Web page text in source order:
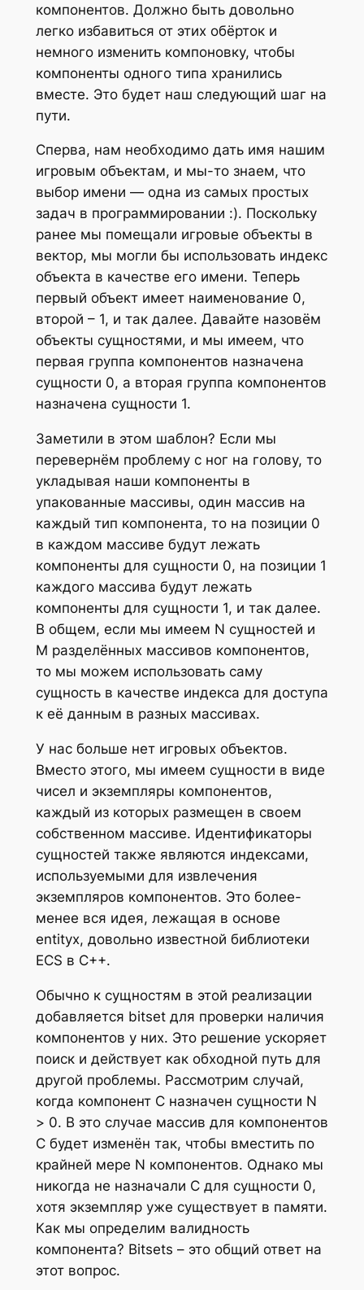
компонентов. Должно быть довольно
легко избавиться от этих обёрток и
немного изменить компоновку, чтобы
компоненты одного типа хранились
вместе. Это будет наш следующий шаг на
пути.
Сперва, нам необходимо дать имя нашим
игровым объектам, и мы-то знаем, что
выбор имени — одна из самых простых
задач в программировании :). Поскольку
ранее мы помещали игровые объекты в
вектор, мы могли бы использовать индекс
объекта в качестве его имени. Теперь
первый объект имеет наименование 0,
второй – 1, и так далее. Давайте назовём
объекты сущностями, и мы имеем, что
первая группа компонентов назначена
сущности 0, а вторая группа компонентов
назначена сущности 1.
Заметили в этом шаблон? Если мы
перевернём проблему с ног на голову, то
укладывая наши компоненты в
упакованные массивы, один массив на
каждый тип компонента, то на позиции 0
в каждом массиве будут лежать
компоненты для сущности 0, на позиции 1
каждого массива будут лежать
компоненты для сущности 1, и так далее.
В общем, если мы имеем N сущностей и
M разделённых массивов компонентов,
то мы можем использовать саму
сущность в качестве индекса для доступа
к её данным в разных массивах.
У нас больше нет игровых объектов.
Вместо этого, мы имеем сущности в виде
чисел и экземпляры компонентов,
каждый из которых размещен в своем
собственном массиве. Идентификаторы
сущностей также являются индексами,
используемыми для извлечения
экземпляров компонентов. Это более-
менее вся идея, лежащая в основе
entityx, довольно известной библиотеки
ECS в C++.
Обычно к сущностям в этой реализации
добавляется bitset для проверки наличия
компонентов у них. Это решение ускоряет
поиск и действует как обходной путь для
другой проблемы. Рассмотрим случай,
когда компонент C назначен сущности N
> 0. В это случае массив для компонентов
C будет изменён так, чтобы вместить по
крайней мере N компонентов. Однако мы
никогда не назначали C для сущности 0,
хотя экземпляр уже существует в памяти.
Как мы определим валидность
компонента? Bitsets – это общий ответ на
этот вопрос.